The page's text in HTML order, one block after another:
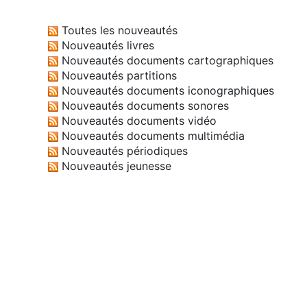
Toutes les nouveautés
Nouveautés livres
Nouveautés documents cartographiques
Nouveautés partitions
Nouveautés documents iconographiques
Nouveautés documents sonores
Nouveautés documents vidéo
Nouveautés documents multimédia
Nouveautés périodiques
Nouveautés jeunesse